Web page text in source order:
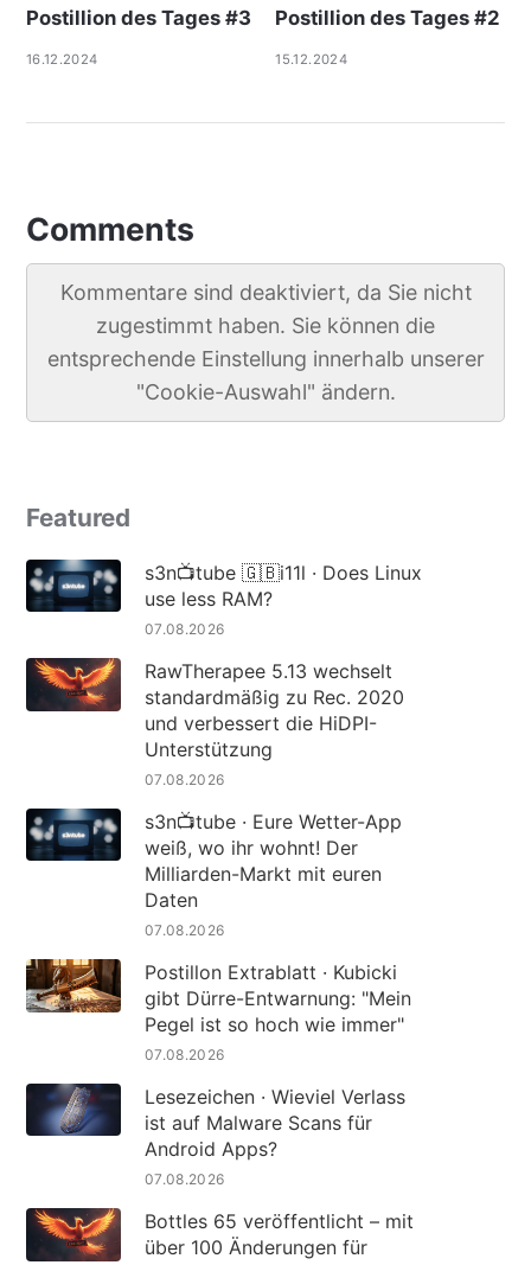
Postillion des Tages #3
16.12.2024
Postillion des Tages #2
15.12.2024
Comments
Kommentare sind deaktiviert, da Sie nicht
zugestimmt haben. Sie können die
entsprechende Einstellung innerhalb unserer
"Cookie-Auswahl" ändern.
Featured
s3n📺tube 🇬🇧i11l · Does Linux
use less RAM?
07.08.2026
RawTherapee 5.13 wechselt
standardmäßig zu Rec. 2020
und verbessert die HiDPI-
Unterstützung
07.08.2026
s3n📺tube · Eure Wetter-App
weiß, wo ihr wohnt! Der
Milliarden-Markt mit euren
Daten
07.08.2026
Postillon Extrablatt · Kubicki
gibt Dürre-Entwarnung: "Mein
Pegel ist so hoch wie immer"
07.08.2026
Lesezeichen · Wieviel Verlass
ist auf Malware Scans für
Android Apps?
07.08.2026
Bottles 65 veröffentlicht – mit
über 100 Änderungen für